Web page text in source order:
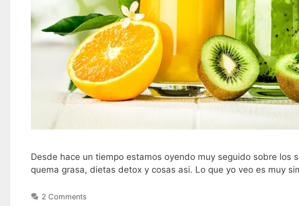
Desde hace un tiempo estamos oyendo muy seguido sobre
quema grasa, dietas detox y cosas asi. Lo que yo veo es muy
2 Comments